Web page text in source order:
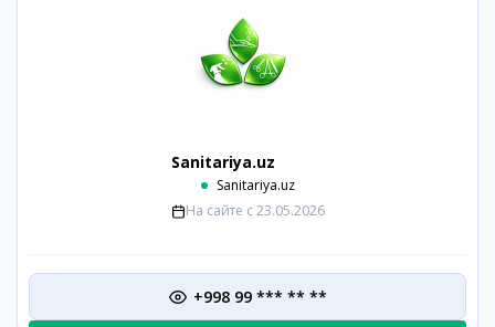
Sanitariya.uz
Sanitariya.uz
На сайте с 23.05.2026
+998 99 *** ** **